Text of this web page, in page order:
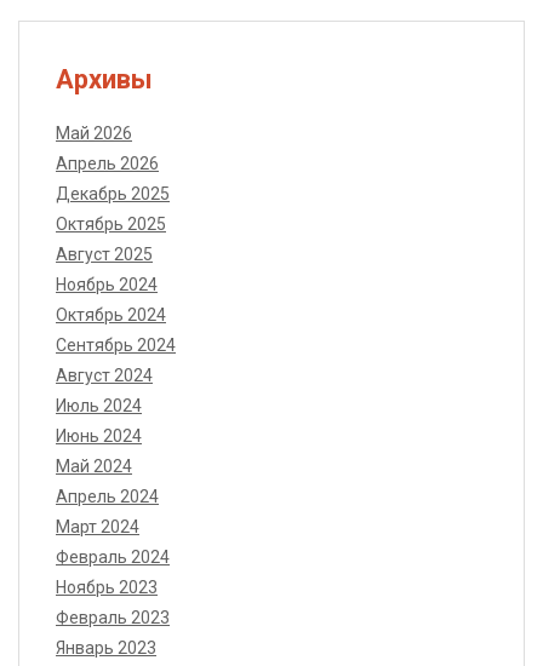
Архивы
Май 2026
Апрель 2026
Декабрь 2025
Октябрь 2025
Август 2025
Ноябрь 2024
Октябрь 2024
Сентябрь 2024
Август 2024
Июль 2024
Июнь 2024
Май 2024
Апрель 2024
Март 2024
Февраль 2024
Ноябрь 2023
Февраль 2023
Январь 2023